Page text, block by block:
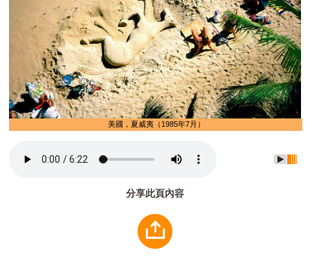
美國，夏威夷（1985年7月）
分享此頁內容